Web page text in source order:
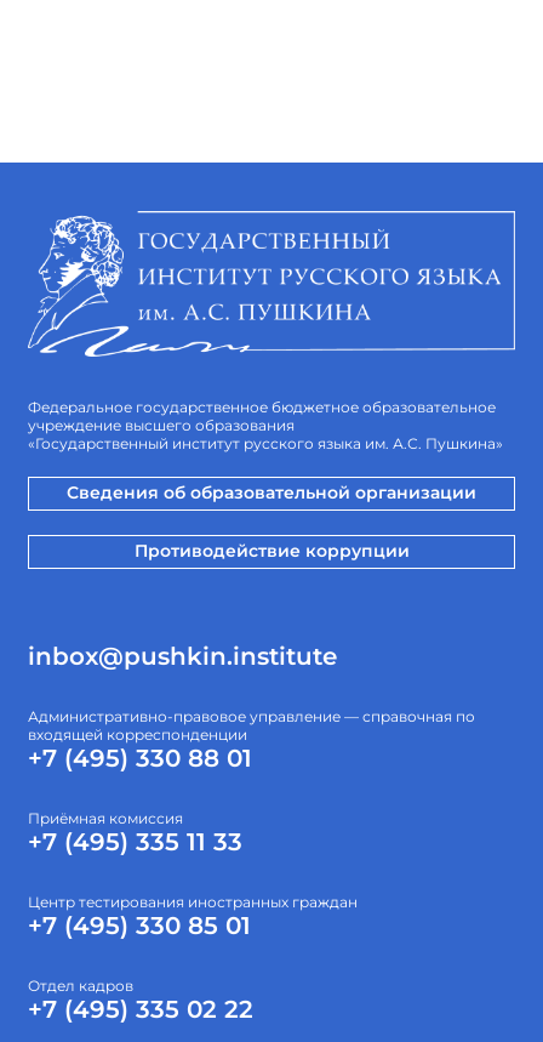
Федеральное государственное бюджетное образовательное
учреждение высшего образования
«Государственный институт русского языка им. А.С. Пушкина»
Сведения об образовательной организации
Противодействие коррупции
inbox@pushkin.institute
Административно-правовое управление — справочная по
входящей корреспонденции
+7 (495) 330 88 01
Приёмная комиссия
+7 (495) 335 11 33
Центр тестирования иностранных граждан
+7 (495) 330 85 01
Отдел кадров
+7 (495) 335 02 22